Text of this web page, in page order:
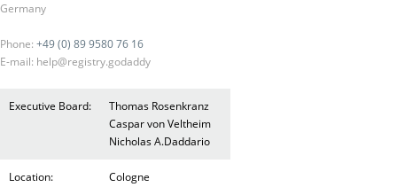
Germany
Phone: +49 (0) 89 9580 76 16
E-mail: help@registry.godaddy
Executive Board:
Thomas Rosenkranz
Caspar von Veltheim
Nicholas A.Daddario
Location: Cologne